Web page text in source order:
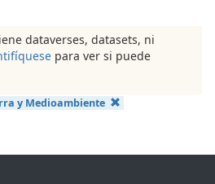
dataverses, datasets, ni
para ver si puede
y Medioambiente